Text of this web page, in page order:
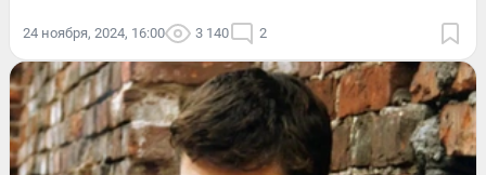
24 ноября, 2024, 16:00 3 140 2